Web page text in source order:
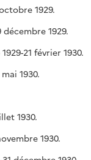
1929.
décembre 1929.
21 février 1930.
1930.
1930.
1930.